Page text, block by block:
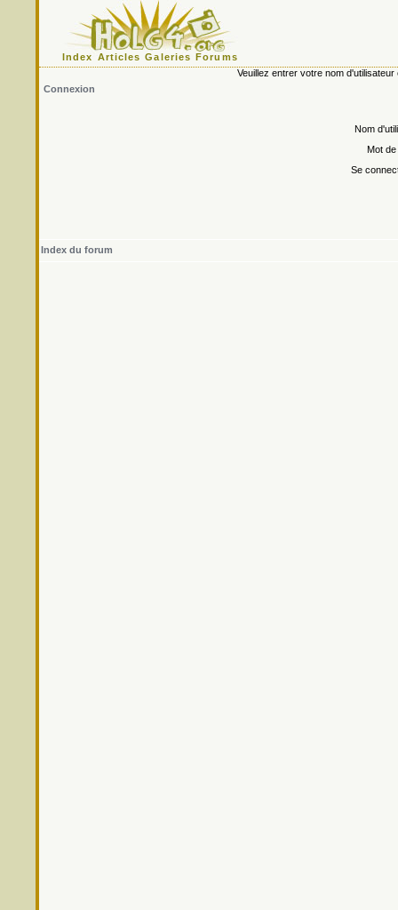
Index Articles Galeries Forums
Veuillez entrer votre nom
Connexion
Nom
Mot
Se
Index du forum